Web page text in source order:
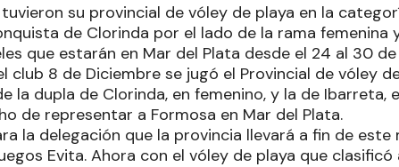
su provincial de vóley de playa en la
de Clorinda por el lado de la rama femenina
que estarán en Mar del Plata desde el 24 al 30
club 8 de Diciembre se jugó el Provincial de vóley
la dupla de Clorinda, en femenino, y la de Ibarreta,
de representar a Formosa en Mar del Plata.
la delegación que la provincia llevará a fin de este
Evita. Ahora con el vóley de playa que